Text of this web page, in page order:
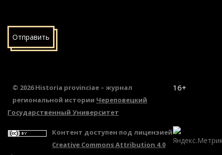
Отправить
© 2026 Historia provinciae – журнал
региональной истории Череповецкий
Государственный Университет
16+
Контент доступен под лицензией
Creative Commons Attribution 4.0